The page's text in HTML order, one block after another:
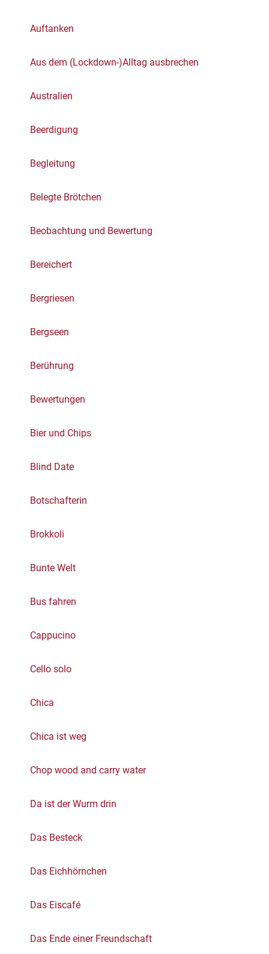
Auftanken
Aus dem (Lockdown-)Alltag ausbrechen
Australien
Beerdigung
Begleitung
Belegte Brötchen
Beobachtung und Bewertung
Bereichert
Bergriesen
Bergseen
Berührung
Bewertungen
Bier und Chips
Blind Date
Botschafterin
Brokkoli
Bunte Welt
Bus fahren
Cappucino
Cello solo
Chica
Chica ist weg
Chop wood and carry water
Da ist der Wurm drin
Das Besteck
Das Eichhörnchen
Das Eiscafé
Das Ende einer Freundschaft